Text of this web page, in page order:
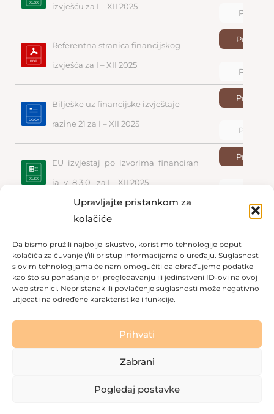
Upravljajte pristankom za
kolačiće
Da bismo pružili najbolje iskustvo, koristimo tehnologije poput
kolačića za čuvanje i/ili pristup informacijama o uređaju. Suglasnost
s ovim tehnologijama će nam omogućiti da obrađujemo podatke
kao što su ponašanje pri pregledavanju ili jedinstveni ID-ovi na ovoj
web stranici. Nepristanak ili povlačenje suglasnosti može negativno
utjecati na određene karakteristike i funkcije.
Prihvati
Zabrani
Pogledaj postavke
izvješću za I – XII 2025
Pregled
Referentna stranica financijskog
izvješća za I – XII 2025
Preuzmi
Pregled
Bilješke uz financijske izvještaje
razine 21 za I – XII 2025
Preuzmi
Pregled
EU_izvjestaj_po_izvorima_financiran
ja_v_8.3.0_ za I – XII 2025
Preuzmi
1 2 3
Jeste li starija osoba ili imate stariju osobu?
privatnosti |Politika kolačića